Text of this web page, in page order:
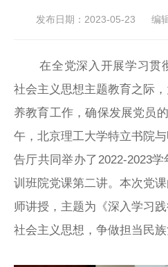
发布日期：2023-05-23 编
在全党深入开展学习贯
社会主义思想主题教育之际
养教育工作，确保发展党员
午，北京理工大学特立书院
告厅共同举办了2022-2023
训班院党课第二讲。本次党
师讲授，主题为《深入学习
社会主义思想，争做担当民